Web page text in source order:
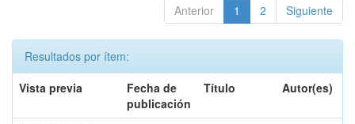
Anterior 1 2 Siguiente
Resultados por ítem:
Vista previa
Fecha de
publicación
Título Autor(es)